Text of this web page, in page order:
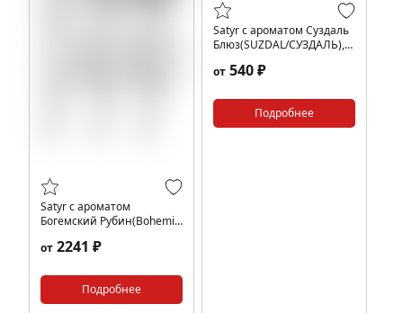
Satyr с ароматом
Богемский Рубин(Bohemia
от 2241 ₽
Подробнее
Satyr с ароматом Суздаль
Блюз(SUZDAL/СУЗДАЛЬ),
от 540 ₽
Подробнее